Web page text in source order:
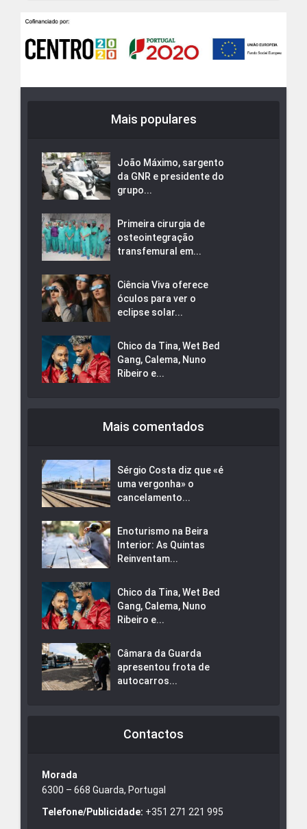
Mais populares
João Máximo, sargento
da GNR e presidente do
grupo...
Primeira cirurgia de
osteointegração
transfemural em...
Ciência Viva oferece
óculos para ver o
eclipse solar...
Chico da Tina, Wet Bed
Gang, Calema, Nuno
Ribeiro e...
Mais comentados
Sérgio Costa diz que «é
uma vergonha» o
cancelamento...
Enoturismo na Beira
Interior: As Quintas
Reinventam...
Chico da Tina, Wet Bed
Gang, Calema, Nuno
Ribeiro e...
Câmara da Guarda
apresentou frota de
autocarros...
Contactos
Morada
6300 – 668 Guarda, Portugal
Telefone/Publicidade: +351 271 221 995